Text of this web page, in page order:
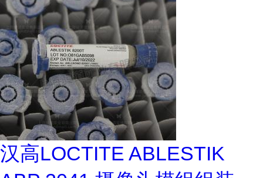
汉高LOCTITE ABLESTIK